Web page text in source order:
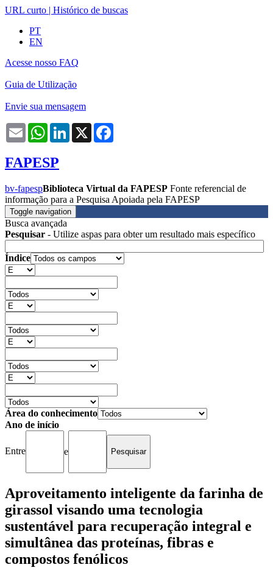
URL curto | Histórico de buscas
PT
EN
Acesse nosso FAQ
Guia de Utilização
Envie sua mensagem
Email WhatsAppLinkedIn
X
FAPESP
bv-fapespBiblioteca Virtual da FAPESP Fonte referencial de
informação para a Pesquisa Apoiada pela FAPESP
Toggle navigation
Busca avançada
Pesquisar - Utilize aspas para obter um resultado mais específico
Índice
Área do conhecimento
Ano de início
Entre e
Aproveitamento inteligente da farinha de
girassol visando uma tecnologia
sustentável para recuperação integral e
simultânea das proteínas, fibras e
compostos fenólicos